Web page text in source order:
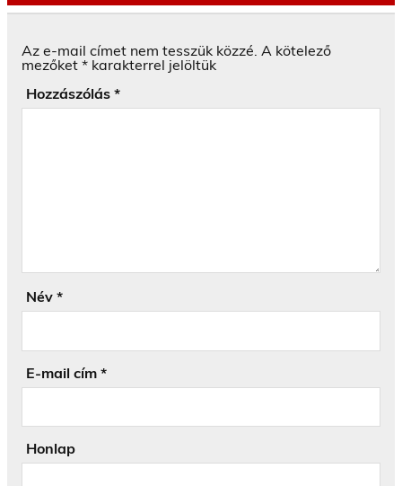
Az e-mail címet nem tesszük közzé. A kötelező
mezőket * karakterrel jelöltük
Hozzászólás *
Név *
E-mail cím *
Honlap